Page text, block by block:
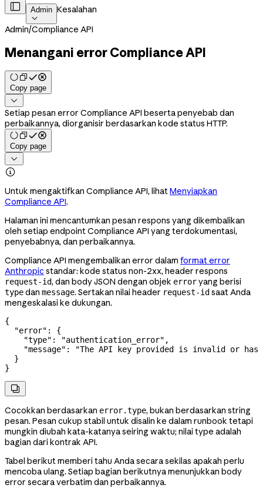
 Admin

Kesalahan
Admin/Compliance API
Menangani error Compliance API
Copy page

Setiap pesan error Compliance API beserta penyebab dan
perbaikannya, diorganisir berdasarkan kode status HTTP.
Copy page


Untuk mengaktifkan Compliance API, lihatMenyiapkan
Compliance API.
Halaman ini mencantumkan pesan respons yang dikembalikan
oleh setiap endpoint Compliance API yang terdokumentasi,
penyebabnya, dan perbaikannya.
Compliance API mengembalikan error dalam format error
Anthropic standar: kode status non-2xx, header respons
request-id, dan body JSON dengan objek erroryang berisi
typedan message. Sertakan nilai header request-id saat Anda
mengeskalasi ke dukungan.
{
  "error"
: {
    "type"
: "authentication_error" ,
    "message"
:
"The API key provided is invalid or has
  }
}

Cocokkan berdasarkan error.type, bukan berdasarkan string
pesan. Pesan cukup stabil untuk disalin ke dalam runbook tetapi
mungkin diubah kata-katanya seiring waktu; nilai type adalah
bagian dari kontrak API.
Tabel berikut memberi tahu Anda secara sekilas apakah perlu
mencoba ulang. Setiap bagian berikutnya menunjukkan body
error secara verbatim dan perbaikannya.